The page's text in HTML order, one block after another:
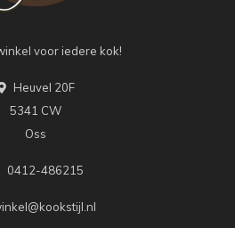
voor iedere kok!
Heuvel 20F
5341 CW
Oss
0412-486215